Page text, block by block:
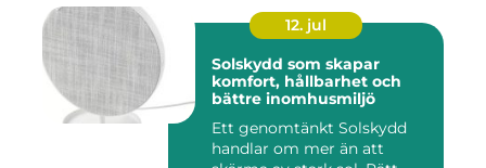
12. jul
Solskydd som skapar
komfort, hållbarhet och
bättre inomhusmiljö
Ett genomtänkt Solskydd
handlar om mer än att